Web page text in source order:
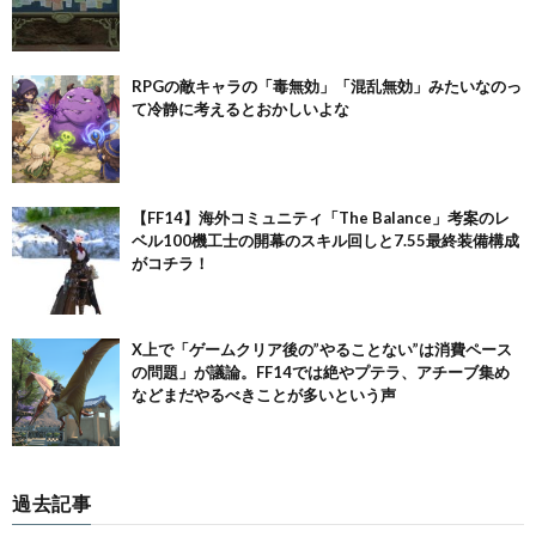
RPGの敵キャラの「毒無効」「混乱無効」みたいなのっ
て冷静に考えるとおかしいよな
【FF14】海外コミュニティ「The Balance」考案のレ
ベル100機工士の開幕のスキル回しと7.55最終装備構成
がコチラ！
X上で「ゲームクリア後の”やることない”は消費ペース
の問題」が議論。FF14では絶やプテラ、アチーブ集め
などまだやるべきことが多いという声
過去記事